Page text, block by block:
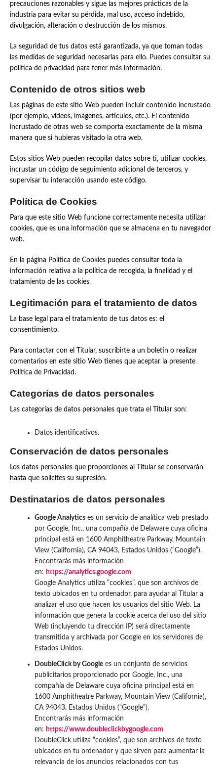
precauciones razonables y sigue las mejores prácticas de la
industria para evitar su pérdida, mal uso, acceso indebido,
divulgación, alteración o destrucción de los mismos.
La seguridad de tus datos está garantizada, ya que toman todas
las medidas de seguridad necesarias para ello. Puedes consultar su
política de privacidad para tener más información.
Contenido de otros sitios web
Las páginas de este sitio Web pueden incluir contenido incrustado
(por ejemplo, vídeos, imágenes, artículos, etc.). El contenido
incrustado de otras web se comporta exactamente de la misma
manera que si hubieras visitado la otra web.
Estos sitios Web pueden recopilar datos sobre ti, utilizar cookies,
incrustar un código de seguimiento adicional de terceros, y
supervisar tu interacción usando este código.
Política de Cookies
Para que este sitio Web funcione correctamente necesita utilizar
cookies, que es una información que se almacena en tu navegador
web.
En la página Política de Cookies puedes consultar toda la
información relativa a la política de recogida, la finalidad y el
tratamiento de las cookies.
Legitimación para el tratamiento de datos
La base legal para el tratamiento de tus datos es: el
consentimiento.
Para contactar con el Titular, suscribirte a un boletín o realizar
comentarios en este sitio Web tienes que aceptar la presente
Política de Privacidad.
Categorías de datos personales
Las categorías de datos personales que trata el Titular son:
Datos identificativos.
Conservación de datos personales
Los datos personales que proporciones al Titular se conservarán
hasta que solicites su supresión.
Destinatarios de datos personales
Google Analyticses un servicio de analítica web prestado
por Google, Inc., una compañía de Delaware cuya oficina
principal está en 1600 Amphitheatre Parkway, Mountain
View (California), CA 94043, Estados Unidos (“Google”).
Encontrarás más información
en: https://analytics.google.com
Google Analytics utiliza “cookies”, que son archivos de
texto ubicados en tu ordenador, para ayudar al Titular a
analizar el uso que hacen los usuarios del sitio Web. La
información que genera la cookie acerca del uso del sitio
Web (incluyendo tu dirección IP) será directamente
transmitida y archivada por Google en los servidores de
Estados Unidos.
DoubleClick by Googlees un conjunto de servicios
publicitarios proporcionado por Google, Inc., una
compañía de Delaware cuya oficina principal está en
1600 Amphitheatre Parkway, Mountain View (California),
CA 94043, Estados Unidos (“Google”).
Encontrarás más información
en: https://www.doubleclickbygoogle.com
DoubleClick utiliza “cookies”, que son archivos de texto
ubicados en tu ordenador y que sirven para aumentar la
relevancia de los anuncios relacionados con tus